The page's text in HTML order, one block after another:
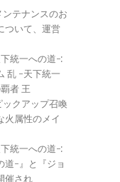
ンテナンスのお
ついて、運営
統一への道-:
乱 -天下統一
者 王
ックアップ召喚
火属性のメイ
統一への道-:
道-』と『ジョ
催され